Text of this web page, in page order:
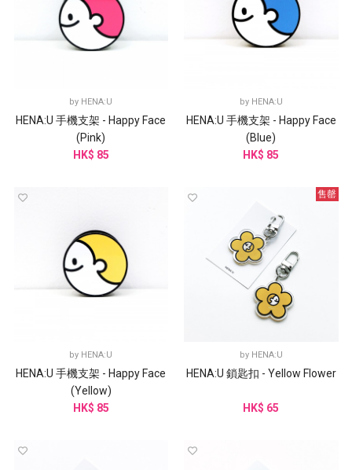
by HENA:U
HENA:U 手機支架 - Happy Face
(Pink)
HK$ 85
by HENA:U
HENA:U 手機支架 - Happy Face
(Blue)
HK$ 85
by HENA:U
HENA:U 手機支架 - Happy Face
(Yellow)
HK$ 85
售罄
by HENA:U
HENA:U 鎖匙扣 - Yellow Flower
HK$ 65